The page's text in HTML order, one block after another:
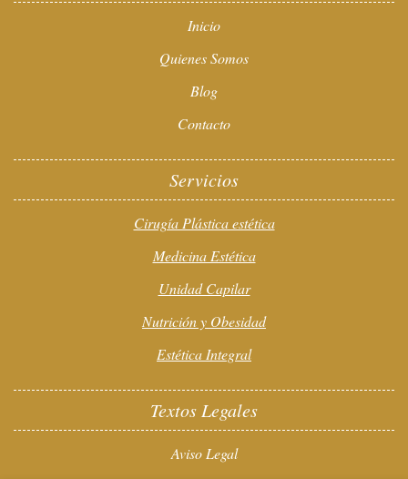
Inicio
Quienes Somos
Blog
Contacto
Servicios
Cirugía Plástica estética
Medicina Estética
Unidad Capilar
Nutrición y Obesidad
Estética Integral
Textos Legales
Aviso Legal